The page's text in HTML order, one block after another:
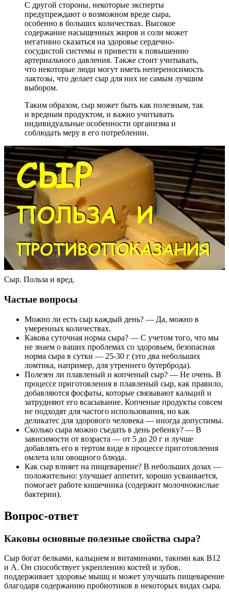
С другой стороны, некоторые эксперты
предупреждают о возможном вреде сыра,
особенно в больших количествах. Высокое
содержание насыщенных жиров и соли может
негативно сказаться на здоровье сердечно-
сосудистой системы и привести к повышению
артериального давления. Также стоит учитывать,
что некоторые люди могут иметь непереносимость
лактозы, что делает сыр для них не самым лучшим
выбором.
Таким образом, сыр может быть как полезным, так
и вредным продуктом, и важно учитывать
индивидуальные особенности организма и
соблюдать меру в его потреблении.
Сыр. Польза и вред.
Частые вопросы
Можно ли есть сыр каждый день? — Да, можно в
умеренных количествах.
Какова суточная норма сыра? — С учетом того, что мы
не знаем о ваших проблемах со здоровьем, безопасная
норма сыра в сутки — 25-30 г (это два небольших
ломтика, например, для утреннего бутерброда).
Полезен ли плавленый и копченый сыр? — Не очень. В
процессе приготовления в плавленый сыр, как правило,
добавляются фосфаты, которые связывают кальций и
затрудняют его всасывание. Копченые продукты совсем
не подходят для частого использования, но как
деликатес для здорового человека — иногда допустимы.
Сколько сыра можно съедать в день ребенку? — В
зависимости от возраста — от 5 до 20 г и лучше
добавлять его в тертом виде в процессе приготовления
омлета или овощного блюда.
Как сыр влияет на пищеварение? В небольших дозах —
положительно: улучшает аппетит, хорошо усваивается,
помогает работе кишечника (содержит молочнокислые
бактерии).
Вопрос-ответ
Каковы основные полезные свойства сыра?
Сыр богат белками, кальцием и витаминами, такими как B12
и A. Он способствует укреплению костей и зубов,
поддерживает здоровье мышц и может улучшать пищеварение
благодаря содержанию пробиотиков в некоторых видах сыра.